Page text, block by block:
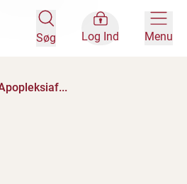
Søg Log Ind Menu